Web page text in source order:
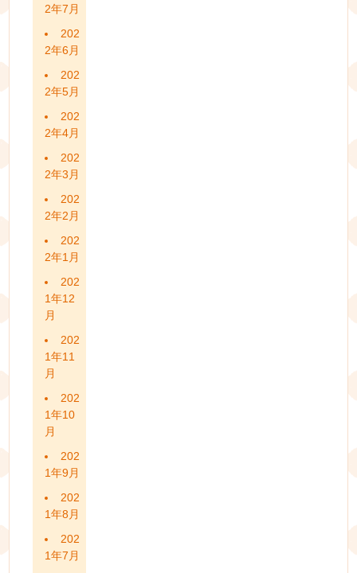
2年7月
202
2年6月
202
2年5月
202
2年4月
202
2年3月
202
2年2月
202
2年1月
202
1年12
月
202
1年11
月
202
1年10
月
202
1年9月
202
1年8月
202
1年7月